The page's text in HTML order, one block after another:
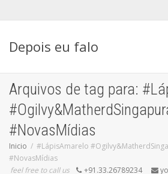
Depois eu falo
Arquivos de tag para:
#NovasMídias
Inicio
#LápisAmarelo
#NovasMídias
feel free to call us
+91.33.26789234